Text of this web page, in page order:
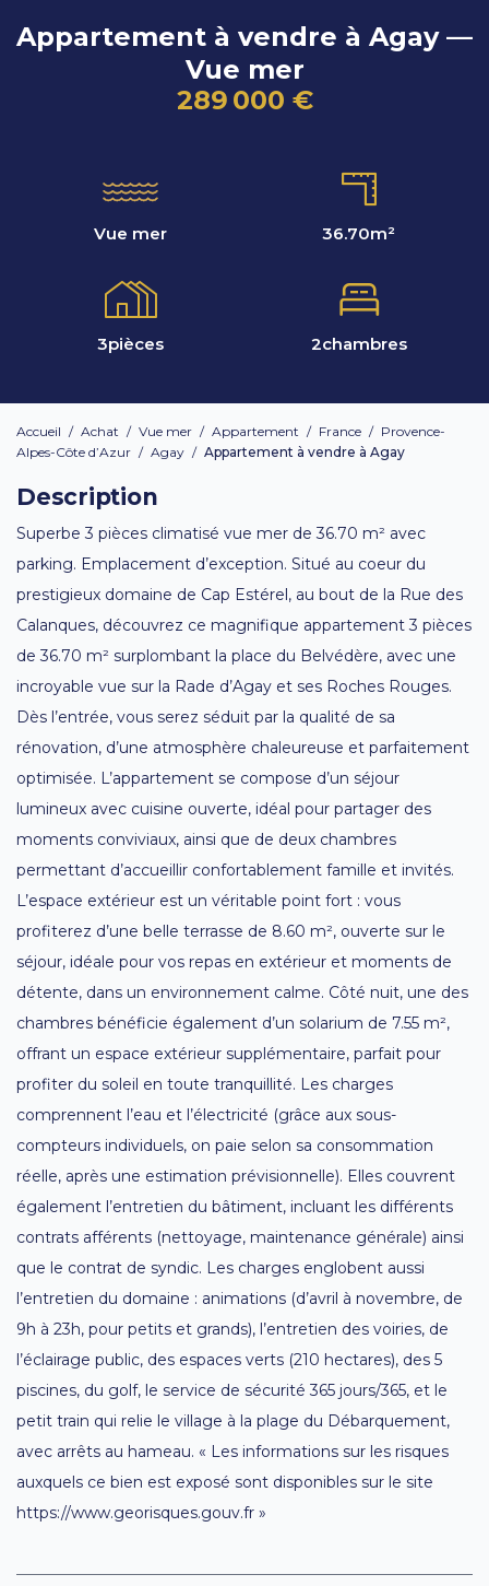
Appartement à vendre à Agay —
Vue mer
289 000 €
Vue mer 36.70m²
3pièces 2chambres
Accueil / Achat / Vue mer / Appartement / France / Provence-
Alpes-Côte d’Azur / Agay / Appartement à vendre à Agay
Description
Superbe 3 pièces climatisé vue mer de 36.70 m² avec
parking. Emplacement d’exception. Situé au coeur du
prestigieux domaine de Cap Estérel, au bout de la Rue des
Calanques, découvrez ce magnifique appartement 3 pièces
de 36.70 m² surplombant la place du Belvédère, avec une
incroyable vue sur la Rade d’Agay et ses Roches Rouges.
Dès l’entrée, vous serez séduit par la qualité de sa
rénovation, d’une atmosphère chaleureuse et parfaitement
optimisée. L’appartement se compose d’un séjour
lumineux avec cuisine ouverte, idéal pour partager des
moments conviviaux, ainsi que de deux chambres
permettant d’accueillir confortablement famille et invités.
L’espace extérieur est un véritable point fort : vous
profiterez d’une belle terrasse de 8.60 m², ouverte sur le
séjour, idéale pour vos repas en extérieur et moments de
détente, dans un environnement calme. Côté nuit, une des
chambres bénéficie également d’un solarium de 7.55 m²,
offrant un espace extérieur supplémentaire, parfait pour
profiter du soleil en toute tranquillité. Les charges
comprennent l’eau et l’électricité (grâce aux sous-
compteurs individuels, on paie selon sa consommation
réelle, après une estimation prévisionnelle). Elles couvrent
également l’entretien du bâtiment, incluant les différents
contrats afférents (nettoyage, maintenance générale) ainsi
que le contrat de syndic. Les charges englobent aussi
l’entretien du domaine : animations (d’avril à novembre, de
9h à 23h, pour petits et grands), l’entretien des voiries, de
l’éclairage public, des espaces verts (210 hectares), des 5
piscines, du golf, le service de sécurité 365 jours/365, et le
petit train qui relie le village à la plage du Débarquement,
avec arrêts au hameau. « Les informations sur les risques
auxquels ce bien est exposé sont disponibles sur le site
https://www.georisques.gouv.fr »